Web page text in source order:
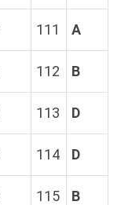
111 A
112 B
113 D
114 D
115 B